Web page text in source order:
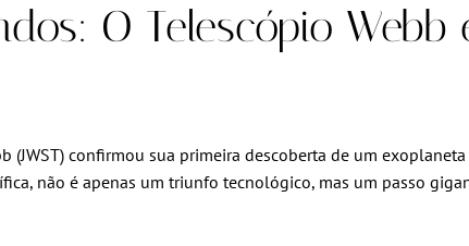
O Telescópio Webb
confirmou sua primeira descoberta de um
não é apenas um triunfo tecnológico, mas um passo